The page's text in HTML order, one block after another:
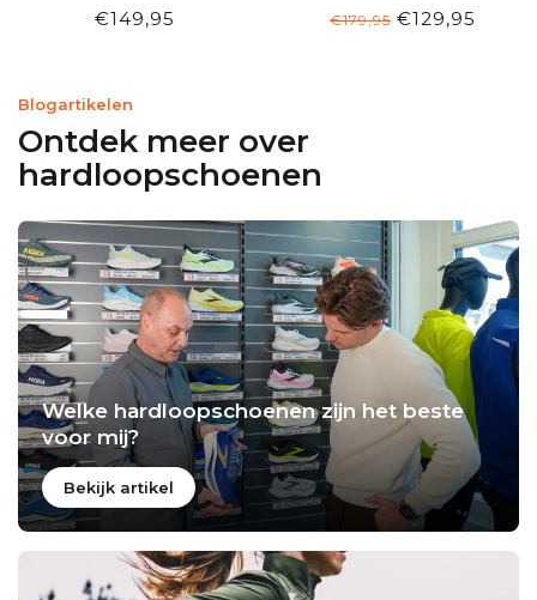
€149,95
FLAME
€179,95 €129,95
Blogartikelen
Ontdek meer over
hardloopschoenen
Welke hardloopschoenen zijn het beste
voor mij?
Bekijk artikel